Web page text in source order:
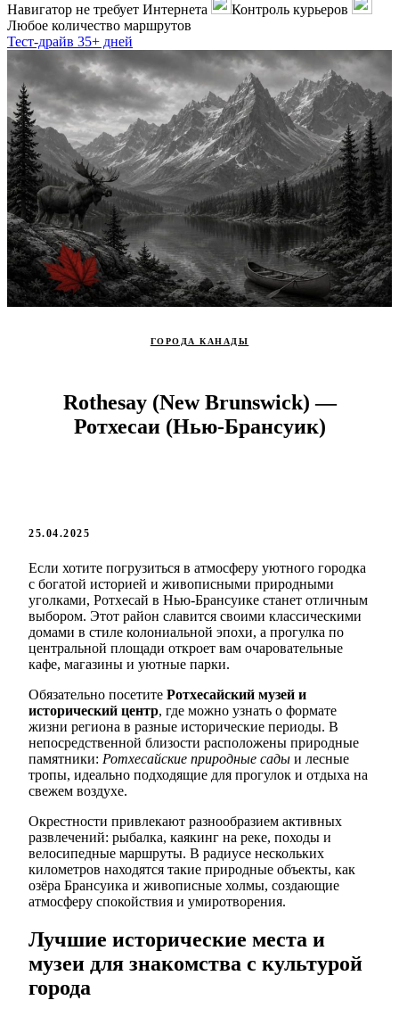
Навигатор не требует Интернета
Контроль курьеров
Любое количество маршрутов
Тест-драйв 35+ дней
ГОРОДА КАНАДЫ
Rothesay (New Brunswick) —
Ротхесаи (Нью-Брансуик)
25.04.2025
Если хотите погрузиться в атмосферу уютного городка
с богатой историей и живописными природными
уголками, Ротхесай в Нью-Брансуике станет отличным
выбором. Этот район славится своими классическими
домами в стиле колониальной эпохи, а прогулка по
центральной площади откроет вам очаровательные
кафе, магазины и уютные парки.
Обязательно посетите Ротхесайский музей и
исторический центр, где можно узнать о формате
жизни региона в разные исторические периоды. В
непосредственной близости расположены природные
памятники: Ротхесайские природные сады и лесные
тропы, идеально подходящие для прогулок и отдыха на
свежем воздухе.
Окрестности привлекают разнообразием активных
развлечений: рыбалка, каякинг на реке, походы и
велосипедные маршруты. В радиусе нескольких
километров находятся такие природные объекты, как
озёра Брансуика и живописные холмы, создающие
атмосферу спокойствия и умиротворения.
Лучшие исторические места и
музеи для знакомства с культурой
города